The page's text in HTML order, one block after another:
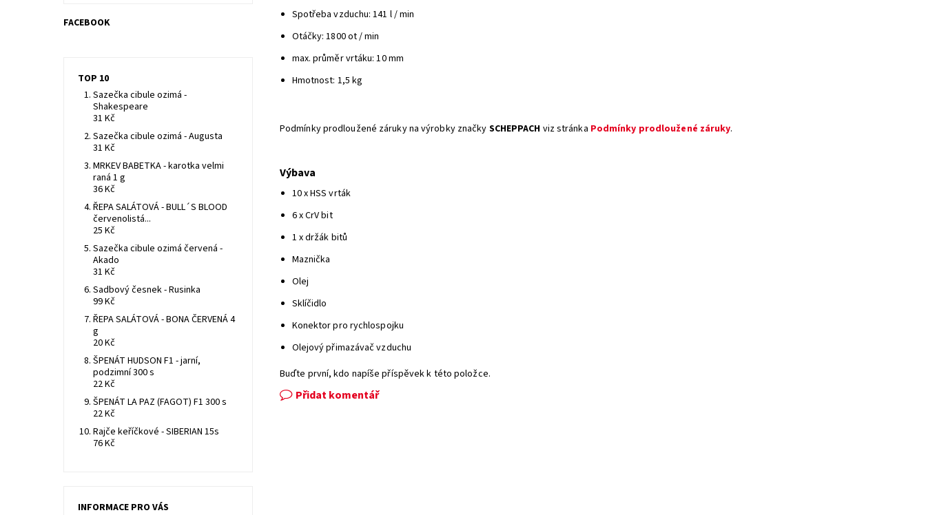
Spotřeba vzduchu: 141 l / min
Otáčky: 1800 ot / min
max. průměr vrtáku: 10 mm
Hmotnost: 1,5 kg
Podmínky prodloužené záruky na výrobky značky SCHEPPACH viz stránka Podmínky prodloužené záruky.
Výbava
10 x HSS vrták
6 x CrV bit
1 x držák bitů
Maznička
Olej
Sklíčidlo
Konektor pro rychlospojku
Olejový přimazávač vzduchu
Buďte první, kdo napíše příspěvek k této položce.
Přidat komentář
FACEBOOK
TOP 10
Sazečka cibule ozimá -
Shakespeare
31 Kč
Sazečka cibule ozimá - Augusta
31 Kč
MRKEV BABETKA - karotka velmi
raná 1 g
36 Kč
ŘEPA SALÁTOVÁ - BULL´S BLOOD
červenolistá...
25 Kč
Sazečka cibule ozimá červená -
Akado
31 Kč
Sadbový česnek - Rusinka
99 Kč
ŘEPA SALÁTOVÁ - BONA ČERVENÁ 4
g
20 Kč
ŠPENÁT HUDSON F1 - jarní,
podzimní 300 s
22 Kč
ŠPENÁT LA PAZ (FAGOT) F1 300 s
22 Kč
Rajče keříčkové - SIBERIAN 15s
76 Kč
INFORMACE PRO VÁS